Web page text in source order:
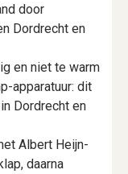
door
Dordrecht en
en niet te warm
apparatuur: dit
Dordrecht en
Albert Heijn-
daarna